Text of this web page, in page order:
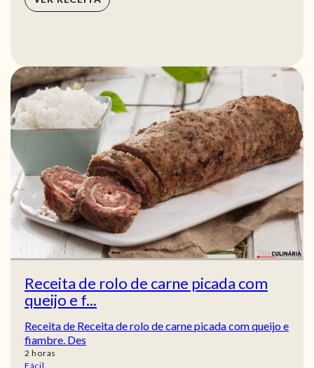
Receita de rolo de carne picada com
queijo e f...
Receita de Receita de rolo de carne picada com queijo e
fiambre. Des
2 horas
horas
Fácil